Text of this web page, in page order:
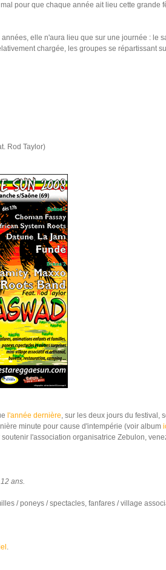
pour que chaque année ait lieu cette grande
elle n'aura lieu que sur une journée : le
chargée, les groupes se répartissant
Rod Taylor)
l'année dernière, sur les deux jours du festival,
minute pour cause d'intempérie (voir album
l'association organisatrice Zebulon,
ans.
/ poneys / spectacles, fanfares / village
.